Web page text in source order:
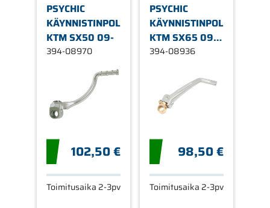
PSYCHIC
KÄYNNISTINPOLJIN
KTM SX50 09-
394-08970
102,50 €
Toimitusaika 2-3pv
PSYCHIC
KÄYNNISTINPOLJIN
KTM SX65 09-
15
394-08936
98,50 €
Toimitusaika 2-3pv